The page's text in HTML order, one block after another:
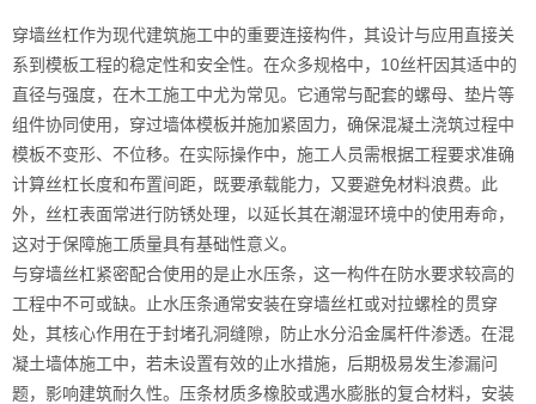
穿墙丝杠作为现代建筑施工中的重要连接构件，其设计与应用直接关
系到模板工程的稳定性和安全性。在众多规格中，10丝杆因其适中的
直径与强度，在木工施工中尤为常见。它通常与配套的螺母、垫片等
组件协同使用，穿过墙体模板并施加紧固力，确保混凝土浇筑过程中
模板不变形、不位移。在实际操作中，施工人员需根据工程要求准确
计算丝杠长度和布置间距，既要承载能力，又要避免材料浪费。此
外，丝杠表面常进行防锈处理，以延长其在潮湿环境中的使用寿命，
这对于保障施工质量具有基础性意义。
与穿墙丝杠紧密配合使用的是止水压条，这一构件在防水要求较高的
工程中不可或缺。止水压条通常安装在穿墙丝杠或对拉螺栓的贯穿
处，其核心作用在于封堵孔洞缝隙，防止水分沿金属杆件渗透。在混
凝土墙体施工中，若未设置有效的止水措施，后期极易发生渗漏问
题，影响建筑耐久性。压条材质多橡胶或遇水膨胀的复合材料，安装